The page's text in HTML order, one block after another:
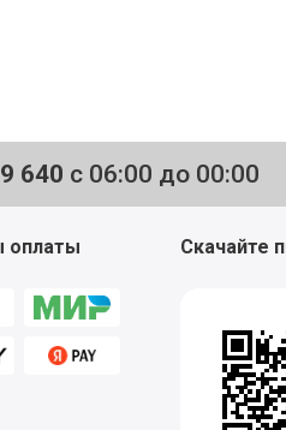
640 с 06:00 до 00:00
оплаты Скачайте